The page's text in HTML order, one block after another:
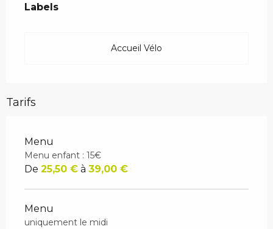
Labels
Labels
Accueil Vélo
Tarifs
Menu
Menu enfant : 15€
De 25,50 € à 39,00 €
Menu
uniquement le midi